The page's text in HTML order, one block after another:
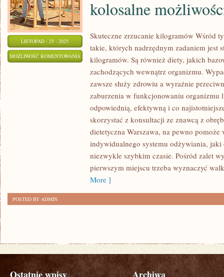
LISTOPAD - 25 - 2025
MOŻLIWOŚĆ KOMENTOWANIA
POWSZECHNEGO
DOSTĘPU
SIECI
POSIADAMY
KOLOSALNE
MOŻLIWOŚCI
WYBORU
kolosalne
Skuteczne zrzucanie kilogramów Wśród
takie, których nadrzędnym zadaniem jest
kilogramów. Są również diety, jakich
zachodzących wewnątrz organizmu.
zawsze służy zdrowiu a wyraźnie
zaburzenia w funkcjonowaniu organizmu
odpowiednią, efektywną i co
skorzystać z konsultacji ze znawcą z
dietetyczna Warszawa, na pewno pomoże
indywidualnego systemu odżywiania,
niezwykle szybkim czasie. Pośród zalet
pierwszym miejscu trzeba wyznaczyć
More ]
POSTED BY ADMIN